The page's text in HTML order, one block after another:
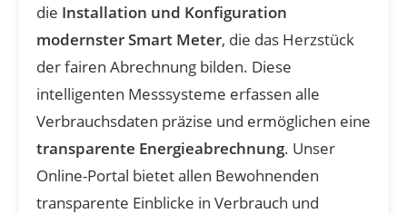
die Installation und Konfiguration
modernsterSmart Meter, die das Herzstück
der fairen Abrechnung bilden. Diese
intelligenten Messsysteme erfassen alle
Verbrauchsdaten präzise und ermöglichen eine
transparente Energieabrechnung. Unser
Online-Portal bietet allen Bewohnenden
transparente Einblicke in Verbrauch und